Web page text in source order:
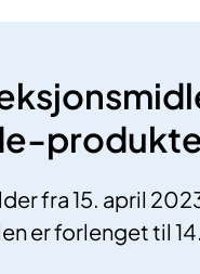
fra 15. april
er forlenget til